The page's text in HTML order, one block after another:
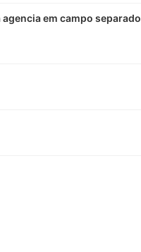
em campo separado